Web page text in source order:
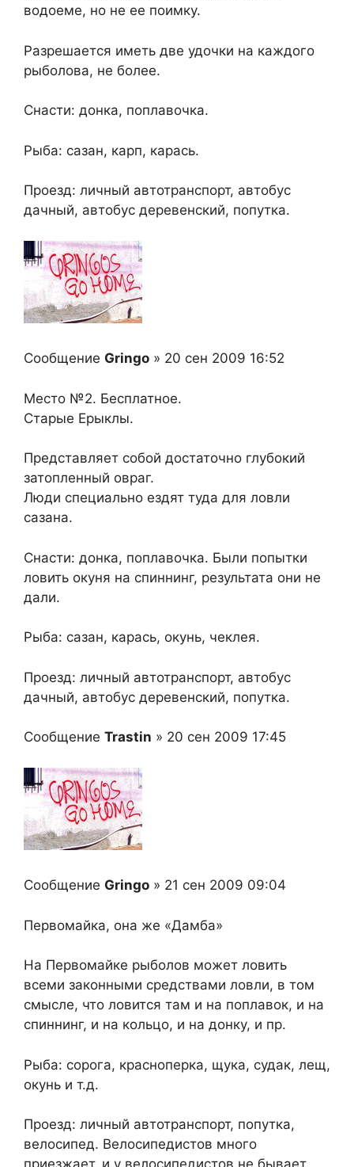
водоеме, но не ее поимку.
Разрешается иметь две удочки на каждого
рыболова, не более.
Снасти: донка, поплавочка.
Рыба: сазан, карп, карась.
Проезд: личный автотранспорт, автобус
дачный, автобус деревенский, попутка.
Сообщение Gringo » 20 сен 2009 16:52
Место №2. Бесплатное.
Старые Ерыклы.
Представляет собой достаточно глубокий
затопленный овраг.
Люди специально ездят туда для ловли
сазана.
Снасти: донка, поплавочка. Были попытки
ловить окуня на спиннинг, результата они не
дали.
Рыба: сазан, карась, окунь, чеклея.
Проезд: личный автотранспорт, автобус
дачный, автобус деревенский, попутка.
Сообщение Trastin » 20 сен 2009 17:45
Сообщение Gringo » 21 сен 2009 09:04
Первомайка, она же «Дамба»
На Первомайке рыболов может ловить
всеми законными средствами ловли, в том
смысле, что ловится там и на поплавок, и на
спиннинг, и на кольцо, и на донку, и пр.
Рыба: сорога, красноперка, щука, судак, лещ,
окунь и т.д.
Проезд: личный автотранспорт, попутка,
велосипед. Велосипедистов много
приезжает, и у велосипедистов не бывает